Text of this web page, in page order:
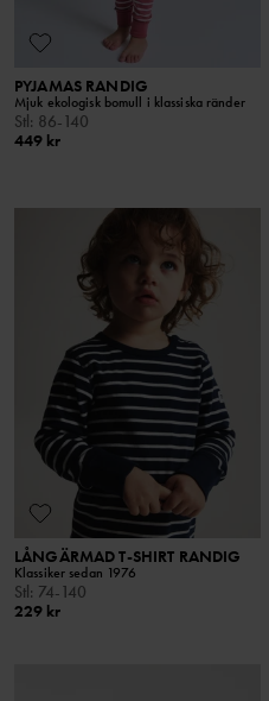
PYJAMAS RANDIG
Mjuk ekologisk bomull i klassiska ränder
Stl: 86-140
449 kr
LÅNGÄRMAD T-SHIRT RANDIG
Klassiker sedan 1976
Stl: 74-140
229 kr